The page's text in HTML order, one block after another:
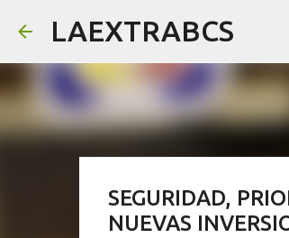
LAEXTRABCS
SEGURIDAD,
NUEVAS